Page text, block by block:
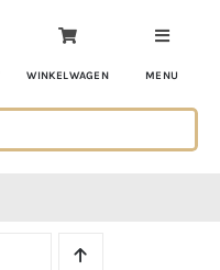
WINKELWAGEN MENU